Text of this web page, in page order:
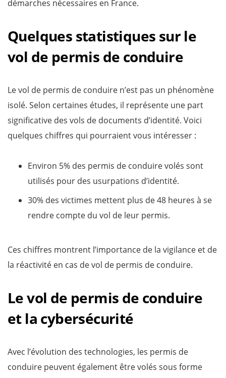
démarches nécessaires en France.
Quelques statistiques sur le
vol de permis de conduire
Le vol de permis de conduire n’est pas un phénomène
isolé. Selon certaines études, il représente une part
significative des vols de documents d’identité. Voici
quelques chiffres qui pourraient vous intéresser :
Environ 5% des permis de conduire volés sont
utilisés pour des usurpations d’identité.
30% des victimes mettent plus de 48 heures à se
rendre compte du vol de leur permis.
Ces chiffres montrent l’importance de la vigilance et de
la réactivité en cas de vol de permis de conduire.
Le vol de permis de conduire
et la cybersécurité
Avec l’évolution des technologies, les permis de
conduire peuvent également être volés sous forme